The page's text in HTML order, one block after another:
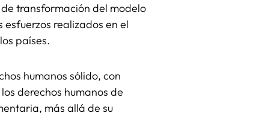
transformación del modelo
realizados en el
países.
humanos sólido, con
derechos humanos de
más allá de su